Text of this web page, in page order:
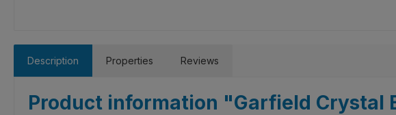
Description Properties Reviews
Product information "Garfield Crystal